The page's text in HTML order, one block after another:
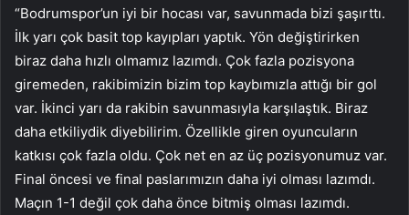
“Bodrumspor’un iyi bir hocası var, savunmada bizi şaşırttı.
İlk yarı çok basit top kayıpları yaptık. Yön değiştirirken
biraz daha hızlı olmamız lazımdı. Çok fazla pozisyona
giremeden, rakibimizin bizim top kaybımızla attığı bir gol
var. İkinci yarı da rakibin savunmasıyla karşılaştık. Biraz
daha etkiliydik diyebilirim. Özellikle giren oyuncuların
katkısı çok fazla oldu. Çok net en az üç pozisyonumuz var.
Final öncesi ve final paslarımızın daha iyi olması lazımdı.
Maçın 1-1 değil çok daha önce bitmiş olması lazımdı.